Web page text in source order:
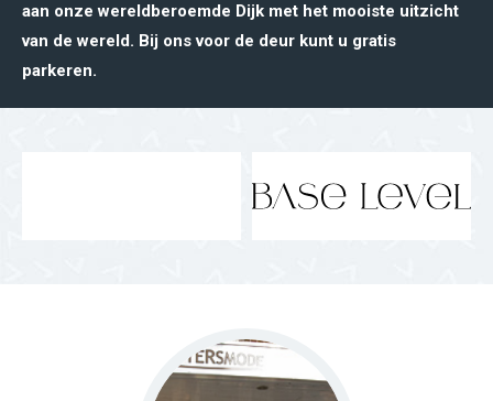
aan onze wereldberoemde Dijk met het mooiste uitzicht
van de wereld. Bij ons voor de deur kunt u gratis
parkeren.